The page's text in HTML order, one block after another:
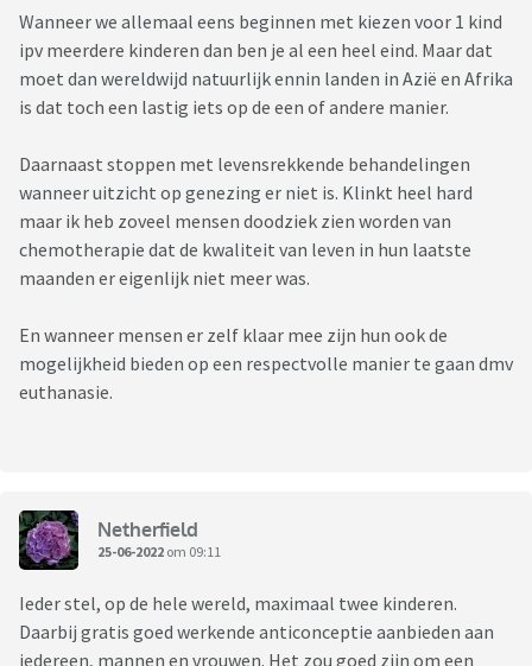
Wanneer we allemaal eens beginnen met kiezen voor 1 kind
ipv meerdere kinderen dan ben je al een heel eind. Maar dat
moet dan wereldwijd natuurlijk ennin landen in Azië en Afrika
is dat toch een lastig iets op de een of andere manier.
Daarnaast stoppen met levensrekkende behandelingen
wanneer uitzicht op genezing er niet is. Klinkt heel hard
maar ik heb zoveel mensen doodziek zien worden van
chemotherapie dat de kwaliteit van leven in hun laatste
maanden er eigenlijk niet meer was.
En wanneer mensen er zelf klaar mee zijn hun ook de
mogelijkheid bieden op een respectvolle manier te gaan dmv
euthanasie.
Netherfield
25-06-2022 om 09:11
Ieder stel, op de hele wereld, maximaal twee kinderen.
Daarbij gratis goed werkende anticonceptie aanbieden aan
iedereen, mannen en vrouwen. Het zou goed zijn om een